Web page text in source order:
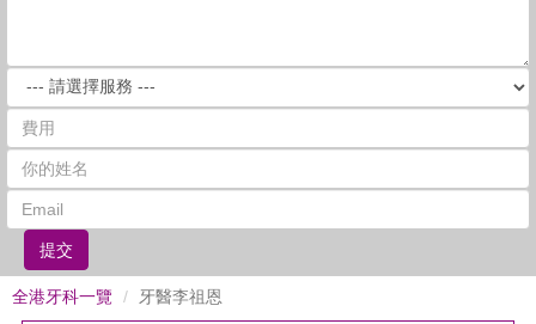
提交
全港牙科一覽 牙醫李祖恩